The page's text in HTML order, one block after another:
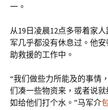
一。
从19日凌晨12点多带着家
军几乎都没有休息过。他
助救援的工作中。
“我们做些力所能及的事情
们凑一些物资来，或者说
如给他们打个水。”马军介